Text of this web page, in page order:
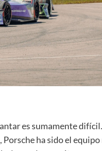
es sumamente
ha sido el